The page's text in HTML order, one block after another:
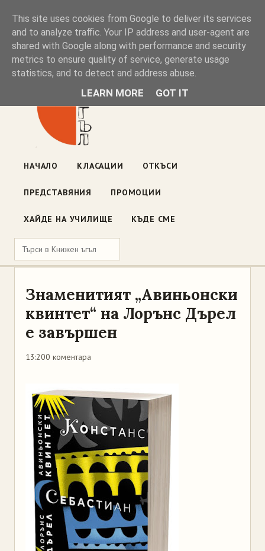
Книжен ъгъл
Блог на книжарницата — класации, откъси, нови книги
ул. „Оборище" 117, София· пон–пет 10:00–19:00 ·
НАЧАЛО КЛАСАЦИИ ОТКЪСИ
ПРЕДСТАВЯНИЯ ПРОМОЦИИ
ХАЙДЕ НА УЧИЛИЩЕ КЪДЕ СМЕ
Знаменитият „Авиньонски
квинтет“ на Лорънс Дърел
е завършен
13:200 коментара
This site uses cookies from Google to deliver its services
and to analyze traffic. Your IP address and user-agent are
shared with Google along with performance and security
metrics to ensure quality of service, generate usage
statistics, and to detect and address abuse.
LEARN MORE GOT IT